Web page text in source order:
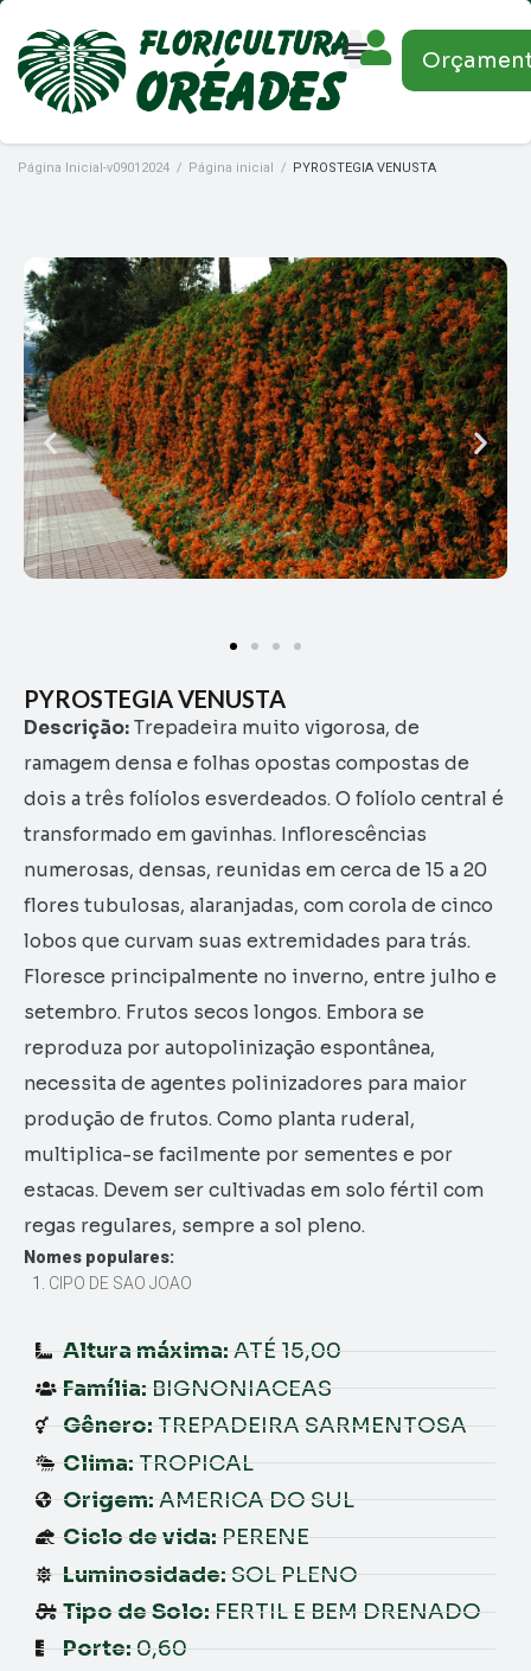
Página Inicial-v09012024 / Página inicial / PYROSTEGIA VENUSTA
PYROSTEGIA VENUSTA
Descrição: Trepadeira muito vigorosa, de
ramagem densa e folhas opostas compostas de
dois a três folíolos esverdeados. O folíolo central é
transformado em gavinhas. Inflorescências
numerosas, densas, reunidas em cerca de 15 a 20
flores tubulosas, alaranjadas, com corola de cinco
lobos que curvam suas extremidades para trás.
Floresce principalmente no inverno, entre julho e
setembro. Frutos secos longos. Embora se
reproduza por autopolinização espontânea,
necessita de agentes polinizadores para maior
produção de frutos. Como planta ruderal,
multiplica-se facilmente por sementes e por
estacas. Devem ser cultivadas em solo fértil com
regas regulares, sempre a sol pleno.
Nomes populares:
CIPO DE SAO JOAO
Altura máxima: ATÉ 15,00
Família: BIGNONIACEAS
Gênero: TREPADEIRA SARMENTOSA
Clima: TROPICAL
Origem: AMERICA DO SUL
Ciclo de vida: PERENE
Luminosidade: SOL PLENO
Tipo de Solo: FERTIL E BEM DRENADO
Porte: 0,60